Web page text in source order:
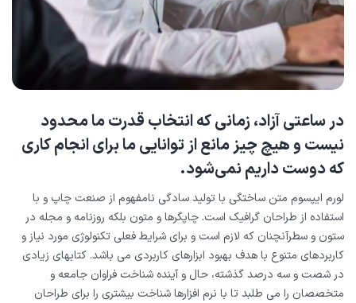
در ساعتی آزاد، زمانی که انتخاب قدرت ما محدود
نیست و هیچ چیز مانع از توانایی ما برای انجام کاری
که دوست داریم نمی‌شود.
لورم ایپسوم متن ساختگی با تولید سادگی نامفهوم از صنعت چاپ و با
استفاده از طراحان گرافیک است. چاپگرها و متون بلکه روزنامه و مجله در
ستون و سطرآنچنان که لازم است و برای شرایط فعلی تکنولوژی مورد نیاز و
کاربردهای متنوع با هدف بهبود ابزارهای کاربردی می باشد. کتابهای زیادی
در شصت و سه درصد گذشته، حال و آینده شناخت فراوان جامعه و
متخصصان را می طلبد تا با نرم افزارها شناخت بیشتری را برای طراحان